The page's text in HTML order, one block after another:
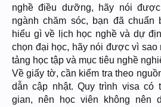
nghề điều dưỡng, hãy nói
ngành chăm sóc, bạn đã
hiểu gì về lịch học nghề và dự
chọn đại học, hãy nói được vì
tảng học tập và mục tiêu nghề
Về giấy tờ, cần kiểm tra theo
dẫn cập nhật. Quy trình visa có
gian, nên học viên không nên